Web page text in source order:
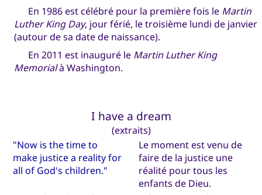
En 1986 est célébré pour la première fois le Martin
Luther King Day, jour férié, le troisième lundi de janvier
(autour de sa date de naissance).
En 2011 est inauguré le Martin Luther King
Memorialà Washington.
I have a dream
(extraits)
"Now is the time to
make justice a reality for
all of God's children."
Le moment est venu de
faire de la justice une
réalité pour tous les
enfants de Dieu.